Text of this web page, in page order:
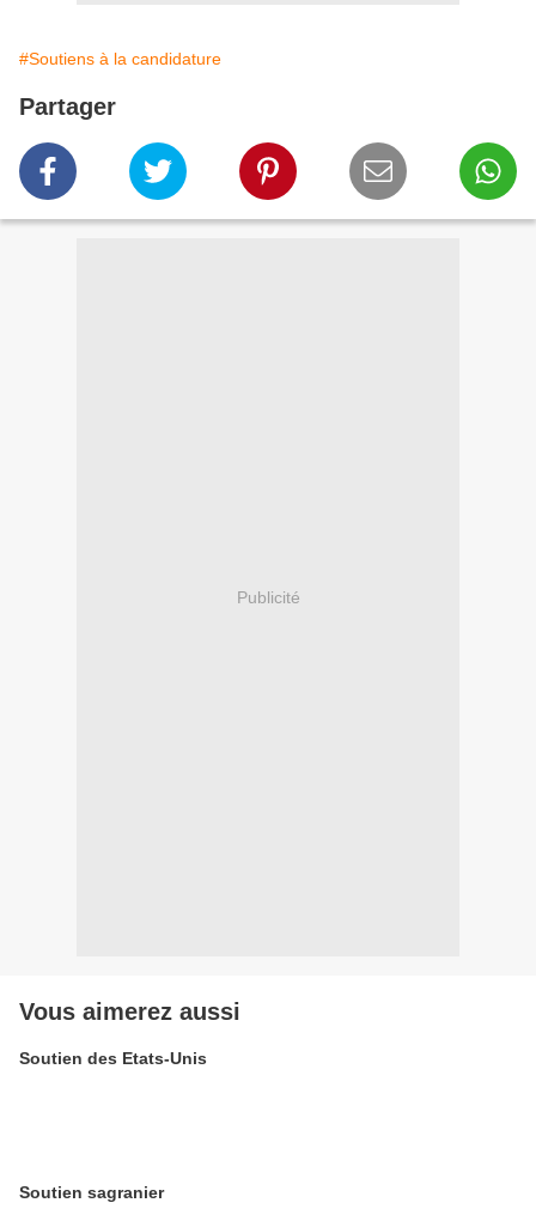
#Soutiens à la candidature
Partager
Publicité
Vous aimerez aussi
Soutien des Etats-Unis
Soutien sagranier